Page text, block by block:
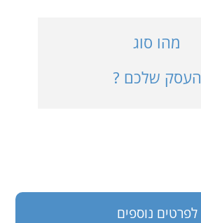
בעלי עסקים
לפרטים נוספים
מהו סוג
העסק שלכם ?